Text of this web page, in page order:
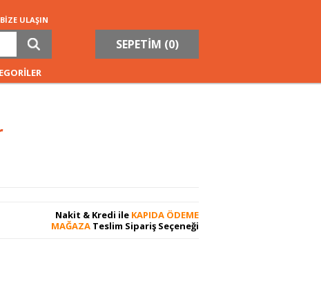
BİZE ULAŞIN
SEPETİM (0)
Nakit & Kredi ile KAPIDA ÖDEME
MAĞAZA Teslim Sipariş Seçeneği